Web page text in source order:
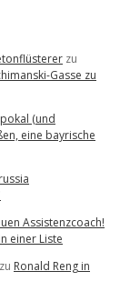
zu
Gasse zu
(und
eine bayrische
Assistenzcoach!
einer Liste
zu Ronald Reng in